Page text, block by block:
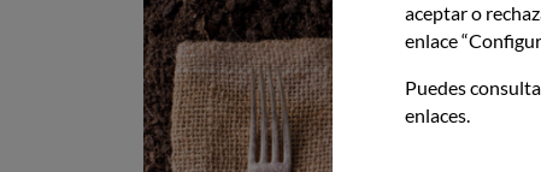
aceptar o
enlace
Puedes
enlaces.